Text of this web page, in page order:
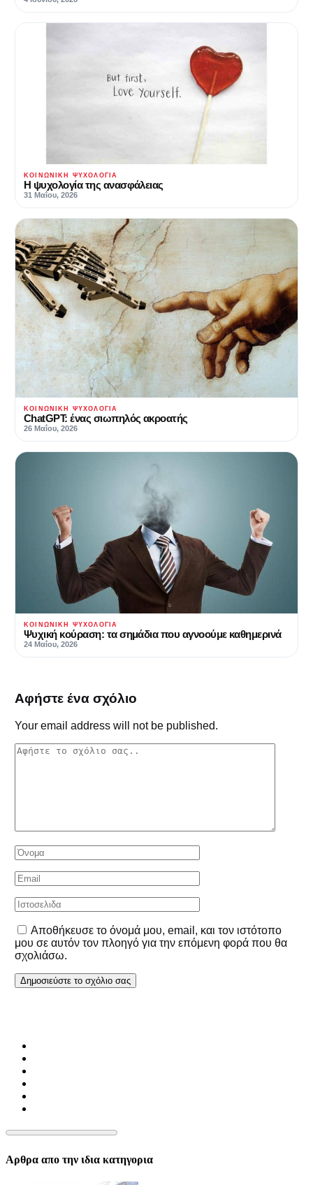
ΚΟΙΝΩΝΙΚΉ ΨΥΧΟΛΟΓΊΑ
Η ψυχολογία της ανασφάλειας
31 Μαΐου, 2026
ΚΟΙΝΩΝΙΚΉ ΨΥΧΟΛΟΓΊΑ
ChatGPT: ένας σιωπηλός ακροατής
26 Μαΐου, 2026
ΚΟΙΝΩΝΙΚΉ ΨΥΧΟΛΟΓΊΑ
Ψυχική κούραση: τα σημάδια που αγνοούμε καθημερινά
24 Μαΐου, 2026
Αφήστε ένα σχόλιο
Your email address will not be published.
Αποθήκευσε το όνομά μου, email, και τον ιστότοπο
μου σε αυτόν τον πλοηγό για την επόμενη φορά που θα
σχολιάσω.
Αρθρα απο την ιδια κατηγορια